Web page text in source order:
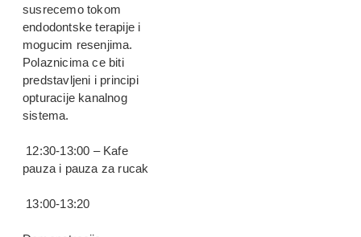
susrecemo tokom
endodontske terapije i
mogucim resenjima.
Polaznicima ce biti
predstavljeni i principi
opturacije kanalnog
sistema.
12:30-13:00 – Kafe
pauza i pauza za rucak
13:00-13:20